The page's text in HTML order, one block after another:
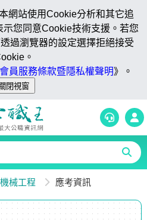
網站使用Cookie分析和其它追
您同意Cookie技術支援。若您
過瀏覽器的設定選擇拒絕接受
。
員服務條款暨隱私權聲明》。
機械工程 應考資訊